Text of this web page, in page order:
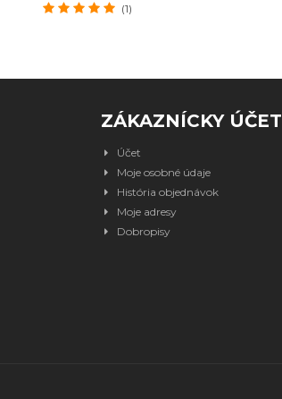
(1)
ZÁKAZNÍCKY ÚČET
Účet
Moje osobné údaje
História objednávok
Moje adresy
Dobropisy